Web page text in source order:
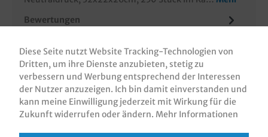
Bewertungen
Diese Seite nutzt Website Tracking-Technologien von
Dritten, um ihre Dienste anzubieten, stetig zu
verbessern und Werbung entsprechend der Interessen
der Nutzer anzuzeigen. Ich bin damit einverstanden und
kann meine Einwilligung jederzeit mit Wirkung für die
Zukunft widerrufen oder ändern. Mehr Informationen